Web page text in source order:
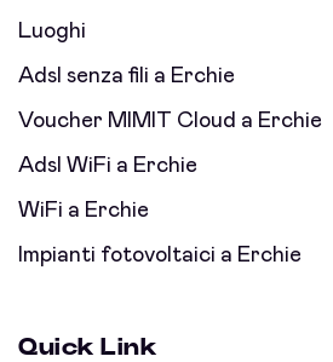
Luoghi
Adsl senza fili a Erchie
Voucher MIMIT Cloud a Erchie
Adsl WiFi a Erchie
WiFi a Erchie
Impianti fotovoltaici a Erchie
Quick Link